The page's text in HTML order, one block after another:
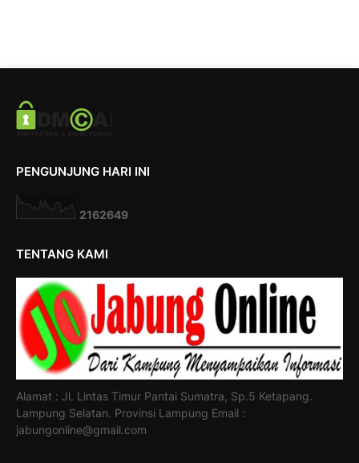
PENGUNJUNG HARI INI
2162649
TENTANG KAMI
Alamat : Jl. Lintas Timur Pantai Sumatra, Sp.5 Ketapang.
Lampung Selatan. Provinsi Lampung Email :
jabungonline@gmail.com